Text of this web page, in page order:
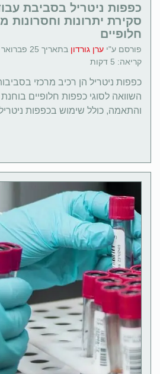
כפפות ניטריל בסביבת
סקירת יתרונות וחסרונות
חלופיים
פורסם ע"י ערן גורדון
קריאה: 5 דקות
כפפות ניטריל הן רכיב מרכזי
השוואה לסוגי כפפות חלופיים
והתאמה, כולל שימוש בכפפות